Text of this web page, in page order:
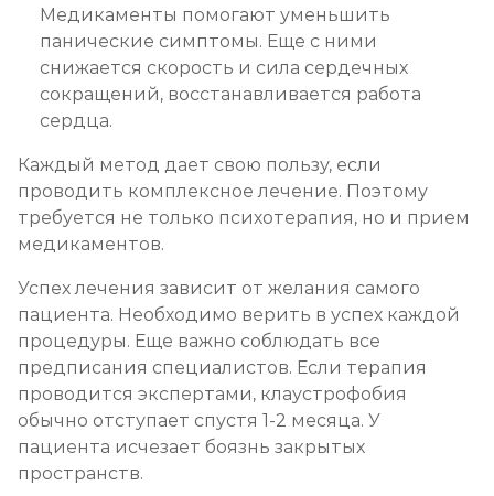
Медикаменты помогают уменьшить
панические симптомы. Еще с ними
снижается скорость и сила сердечных
сокращений, восстанавливается работа
сердца.
Каждый метод дает свою пользу, если
проводить комплексное лечение. Поэтому
требуется не только психотерапия, но и прием
медикаментов.
Успех лечения зависит от желания самого
пациента. Необходимо верить в успех каждой
процедуры. Еще важно соблюдать все
предписания специалистов. Если терапия
проводится экспертами, клаустрофобия
обычно отступает спустя 1-2 месяца. У
пациента исчезает боязнь закрытых
пространств.